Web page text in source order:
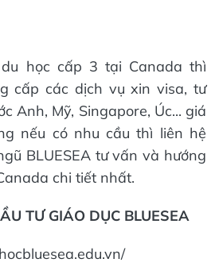
học cấp 3 tại Canada thì
cấp các dịch vụ xin visa, tư
Anh, Mỹ, Singapore, Úc... giá
nếu có nhu cầu thì liên hệ
BLUESEA tư vấn và hướng
chi tiết nhất.
TƯ GIÁO DỤC BLUESEA